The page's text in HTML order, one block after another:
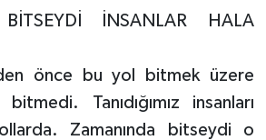
İNSANLAR HALA
önce bu yol bitmek üzere
Tanıdığımız insanları
Zamanında bitseydi o